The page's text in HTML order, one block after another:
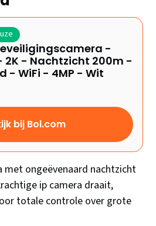
-
2K - Nachtzicht 200m -
- WiFi - 4MP - Wit
bij Bol.com
met ongeëvenaard nachtzicht
ip camera draait,
totale controle over grote